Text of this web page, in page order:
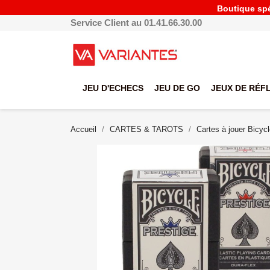
Boutique
Service Client au 01.41.66.30.00
JEU D'ECHECS JEU DE GO JEUX DE
Accueil CARTES & TAROTS Cartes à jouer